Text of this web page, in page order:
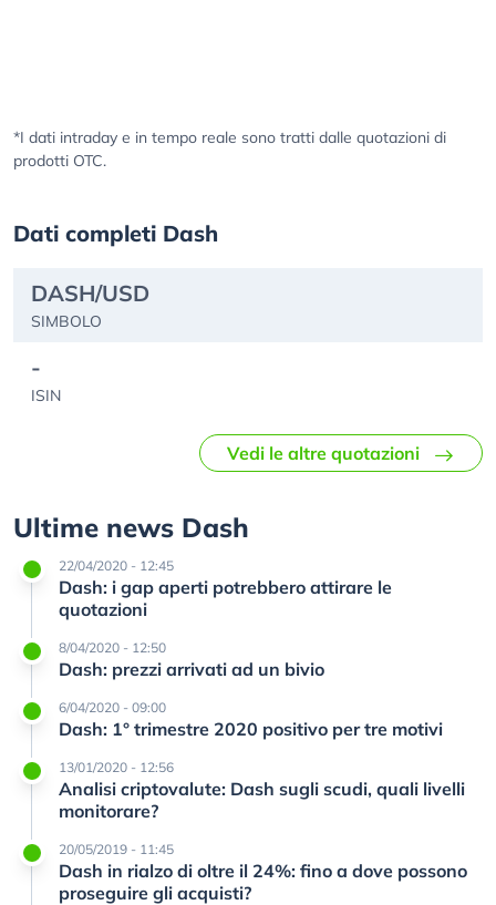
*I dati intraday e in tempo reale sono tratti dalle quotazioni di
prodotti OTC.
Dati completi Dash
DASH/USD
SIMBOLO
-
ISIN
Vedi le altre quotazioni
Ultime news Dash
22/04/2020 - 12:45
Dash: i gap aperti potrebbero attirare le
quotazioni
8/04/2020 - 12:50
Dash: prezzi arrivati ad un bivio
6/04/2020 - 09:00
Dash: 1° trimestre 2020 positivo per tre motivi
13/01/2020 - 12:56
Analisi criptovalute: Dash sugli scudi, quali livelli
monitorare?
20/05/2019 - 11:45
Dash in rialzo di oltre il 24%: fino a dove possono
proseguire gli acquisti?